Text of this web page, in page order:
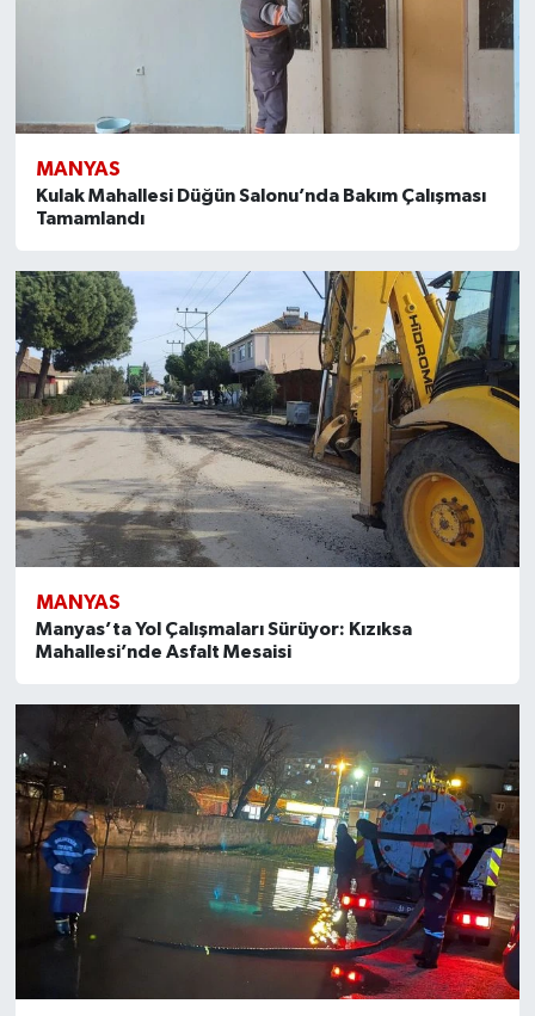
MANYAS
Kulak Mahallesi Düğün Salonu’nda Bakım Çalışması
Tamamlandı
MANYAS
Manyas’ta Yol Çalışmaları Sürüyor: Kızıksa
Mahallesi’nde Asfalt Mesaisi
OTOMOTİV
Resmi İlanlar
Savaştepe
SEYAHAT
SİYASET
Sındırgı
SPOR
SÜRMANŞET
Susurluk
TARİHTE BUGÜN
TEKNOLOJİ
Trend
TÜRKİYE